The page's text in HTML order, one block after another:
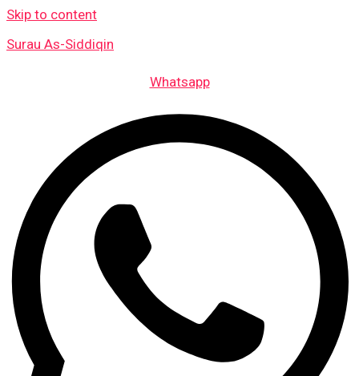
Skip to content
Surau As-Siddiqin
Whatsapp